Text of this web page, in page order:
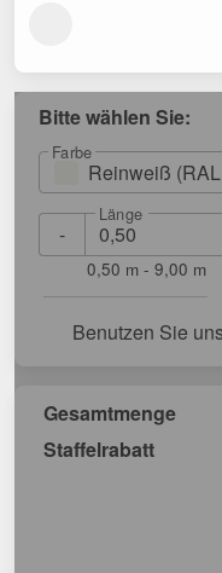
Bitte wählen Sie:
Farbe
Reinweiß
-
Länge
0,50 m - 9,00 m
Benutzen Sie
Gesamtmenge
Staffelrabatt